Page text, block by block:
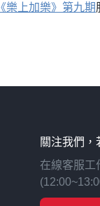
《樂上加樂》第九期
關注我們，
在線客服工